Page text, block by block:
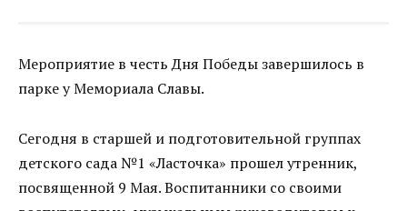
Мероприятие в честь Дня Победы завершилось в
парке у Мемориала Славы.
Сегодня в старшей и подготовительной группах
детского сада №1 «Ласточка» прошел утренник,
посвященной 9 Мая. Воспитанники со своими